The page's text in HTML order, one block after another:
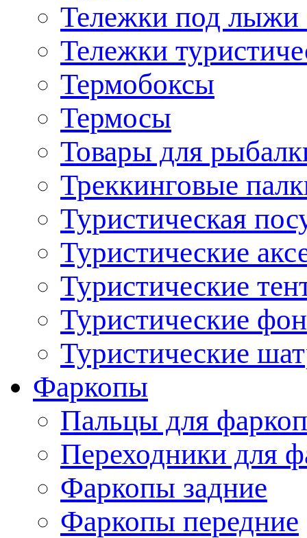
Тележки под лыжи
Тележки
Термобоксы
Термосы
Товары для
Треккинговые
Туристическая
Туристические
Туристические
Туристические
Туристические
Фаркопы
Пальцы для
Переходники для
Фаркопы задние
Фаркопы передние